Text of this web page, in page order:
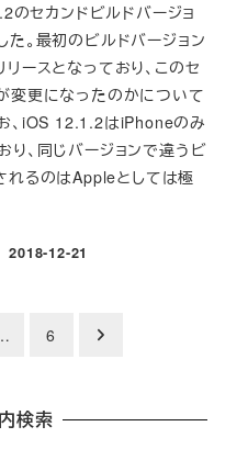
セカンドビルドバージョ
た。最初のビルドバージョン
ースとなっており、このセ
変更になったのかについて
、iOS 12.1.2はiPhoneのみ
り、同じバージョンで違うビ
れるのはAppleとしては極
投稿日
2018-12-21
6
検索